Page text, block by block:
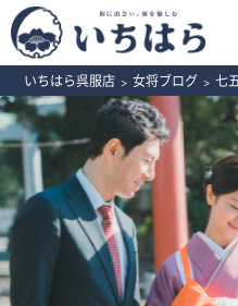
いちはら呉服店 > 女将ブログ > 七